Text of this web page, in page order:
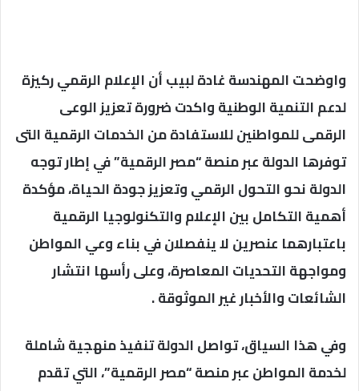
واوضحت المهندسة غادة لبيب أن الإعلام الرقمي ركيزة
لدعم التنمية الوطنية واكدت ضرورة تعزيز الوعى
الرقمى للمواطنين للاستفادة من الخدمات الرقمية التى
توفرها الدولة عبر منصة “مصر الرقمية” في إطار توجه
الدولة نحو التحول الرقمي وتعزيز جودة الحياة، مؤكدة
أهمية التكامل بين الإعلام والتكنولوجيا الرقمية
باعتبارهما عنصرين لا ينفصلان في بناء وعي المواطن
ومواجهة التحديات المعاصرة، وعلى رأسها انتشار
الشائعات والأخبار غير الموثوقة .
وفي هذا السياق، تواصل الدولة تنفيذ منهجية شاملة
لخدمة المواطن عبر منصة “مصر الرقمية”، التي تقدم